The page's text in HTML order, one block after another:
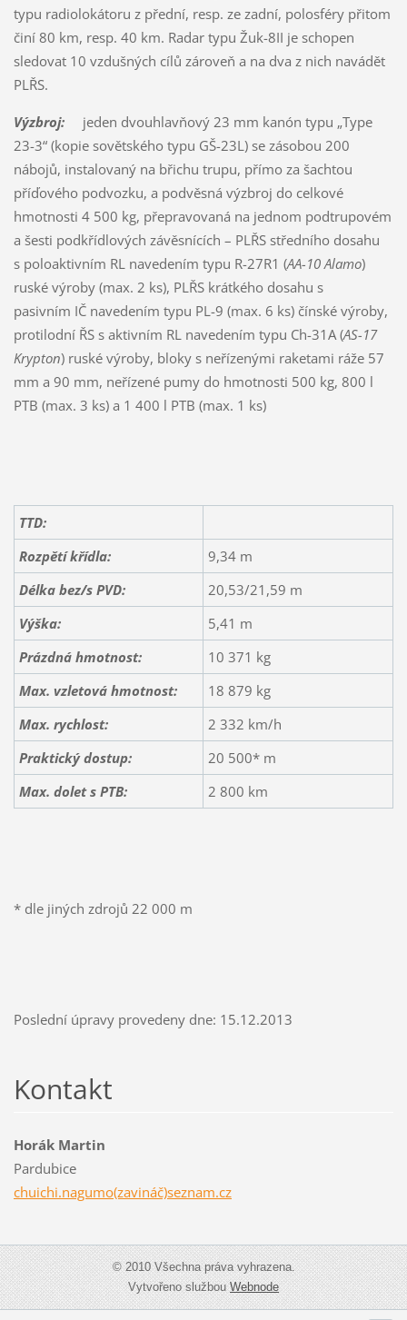
typu radiolokátoru z přední, resp. ze zadní, polosféry přitom
činí 80 km, resp. 40 km. Radar typu Žuk-8II je schopen
sledovat 10 vzdušných cílů zároveň a na dva z nich navádět
PLŘS.
Výzbroj:jeden dvouhlavňový 23 mm kanón typu „Type
23-3“ (kopie sovětského typu GŠ-23L) se zásobou 200
nábojů, instalovaný na břichu trupu, přímo za šachtou
příďového podvozku, a podvěsná výzbroj do celkové
hmotnosti 4 500 kg, přepravovaná na jednom podtrupovém
a šesti podkřídlových závěsnících – PLŘS středního dosahu
s poloaktivním RL navedením typu R-27R1 (AA-10 Alamo)
ruské výroby (max. 2 ks), PLŘS krátkého dosahu s
pasivním IČ navedením typu PL-9 (max. 6 ks) čínské výroby,
protilodní ŘS s aktivním RL navedením typu Ch-31A (AS-17
Krypton) ruské výroby, bloky s neřízenými raketami ráže 57
mm a 90 mm, neřízené pumy do hmotnosti 500 kg, 800 l
PTB (max. 3 ks) a 1 400 l PTB (max. 1 ks)
TTD:
Rozpětí křídla:
9,34 m
Délka bez/s PVD:
20,53/21,59 m
Výška:
5,41 m
Prázdná hmotnost:
10 371 kg
Max. vzletová hmotnost:
18 879 kg
Max. rychlost:
2 332 km/h
Praktický dostup:
20 500* m
Max. dolet s PTB:
2 800 km
* dle jiných zdrojů 22 000 m
Poslední úpravy provedeny dne: 15.12.2013
Kontakt
Horák Martin
Pardubice
chuichi.nagumo(zavináč)seznam.cz
© 2010 Všechna práva vyhrazena.
Vytvořeno službouWebnode